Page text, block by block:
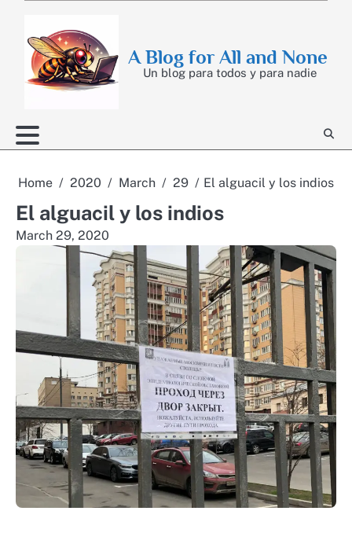
content
A Blog for All and None
Un blog para todos y para nadie
Home 2020 March 29 El alguacil y los indios
El alguacil y los indios
March 29, 2020